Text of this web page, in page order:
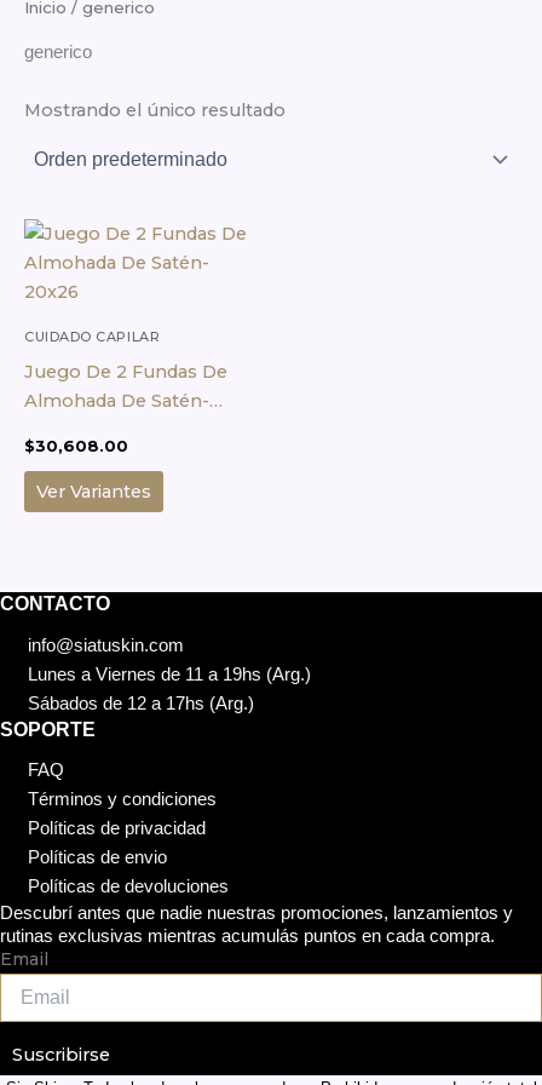
Inicio / generico
generico
Mostrando el único resultado
CUIDADO CAPILAR
Juego De 2 Fundas De
Almohada De Satén-
$30,608.00
Ver Variantes
Este
producto
Las
opciones
producto
CONTACTO
info@siatuskin.com
Lunes a Viernes de 11 a 19hs (Arg.)
Sábados de 12 a 17hs (Arg.)
SOPORTE
FAQ
Términos y condiciones
Políticas de privacidad
Políticas de envio
Políticas de devoluciones
Descubrí antes que nadie nuestras promociones, lanzamientos y
rutinas exclusivas mientras acumulás puntos en cada compra.
Email
Suscribirse